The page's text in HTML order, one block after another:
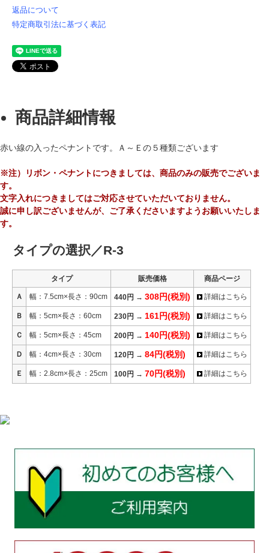
返品について
特定商取引法に基づく表記
商品詳細情報
赤い線の入ったペナントです。Ａ～Ｅの５種類ございます
※注）リボン・ペナントにつきましては、商品のみの販売でございま
す。
文字入れにつきましてはご対応させていただいておりません。
誠に申し訳ございませんが、ご了承くださいますようお願いいたしま
す。
タイプの選択／R-3
タイプ 販売価格 商品ページ
Ａ 幅：7.5cm×長さ：90cm 440円 → 308円(税別) 詳細はこちら
Ｂ 幅：5cm×長さ：60cm 230円 → 161円(税別) 詳細はこちら
Ｃ 幅：5cm×長さ：45cm 200円 → 140円(税別) 詳細はこちら
Ｄ 幅：4cm×長さ：30cm 120円 → 84円(税別) 詳細はこちら
Ｅ 幅：2.8cm×長さ：25cm 100円 → 70円(税別) 詳細はこちら